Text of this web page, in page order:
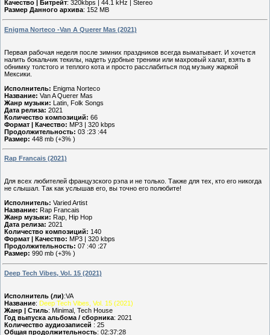
Качество | Битрейт: 320kbps | 44.1 kHz | Stereo
Размер Данного архива: 152 MB
Enigmа Nоrtесо -Van A Querer Mas (2021)
Первая рабочая неделя после зимних праздников всегда выматывает. И хочется
налить бокальчик текилы, надеть удобные треники или махровый халат, взять в
обнимку толстого и теплого кота и просто расслабиться под музыку жаркой
Мексики.
Исполнитель: Enigmа Nоrtесо
Название: Van A Querer Mas
Жанр музыки: Latin, Folk Songs
Дата релиза: 2021
Количество композиций: 66
Формат | Качество: MP3 | 320 kbps
Продолжительность: 03 :23 :44
Размер: 448 mb (+3% )
Rap Francais (2021)
Для всех любителей французского рэпа и не только. Также для тех, кто его никогда
не слышал. Так как услышав его, вы точно его полюбите!
Исполнитель: Varied Artist
Название: Rap Francais
Жанр музыки: Rap, Hip Hop
Дата релиза: 2021
Количество композиций: 140
Формат | Качество: MP3 | 320 kbps
Продолжительность: 07 :40 :27
Размер: 990 mb (+3% )
Deep Tech Vibes, Vol. 15 (2021)
Исполнитель (ли):VA
Название: Deep Tech Vibes, Vol. 15 (2021)
Жанр | Стиль: Minimal, Tech House
Год выпуска альбома / сборника: 2021
Количество аудиозаписей : 25
Общая продолжительность: 02:37:28